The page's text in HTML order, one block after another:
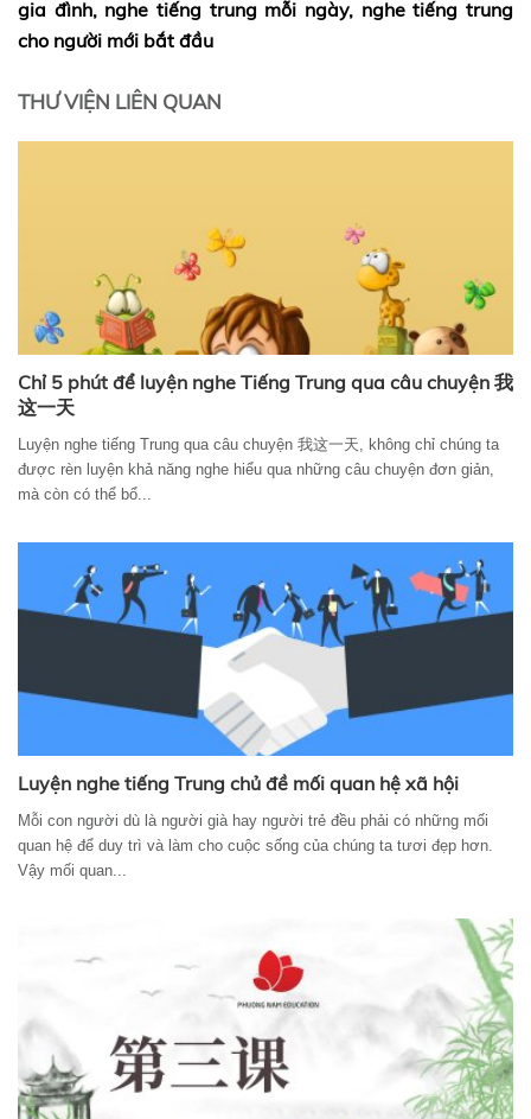
gia đình, nghe tiếng trung mỗi ngày, nghe tiếng trung
cho người mới bắt đầu
THƯ VIỆN LIÊN QUAN
Chỉ 5 phút để luyện nghe Tiếng Trung qua câu chuyện 我
这一天
Luyện nghe tiếng Trung qua câu chuyện 我这一天, không chỉ chúng ta
được rèn luyện khả năng nghe hiểu qua những câu chuyện đơn giản,
mà còn có thể bổ...
Luyện nghe tiếng Trung chủ đề mối quan hệ xã hội
Mỗi con người dù là người già hay người trẻ đều phải có những mối
quan hệ để duy trì và làm cho cuộc sống của chúng ta tươi đẹp hơn.
Vậy mối quan...